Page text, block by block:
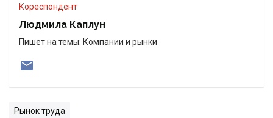
Кореспондент
Людмила Каплун
Пишет на темы: Компании и рынки
Рынок труда